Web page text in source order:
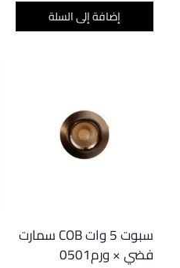
إضافة إلى السلة
سبوت 5 وات COB سمارت
فضي × ورم0501